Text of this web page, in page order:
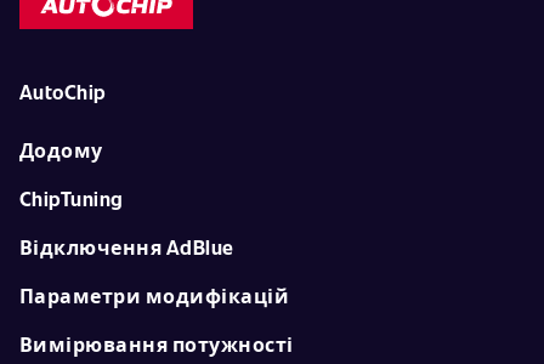
AutoChip
Додому
ChipTuning
Відключення AdBlue
Параметри модифікацій
Вимірювання потужності